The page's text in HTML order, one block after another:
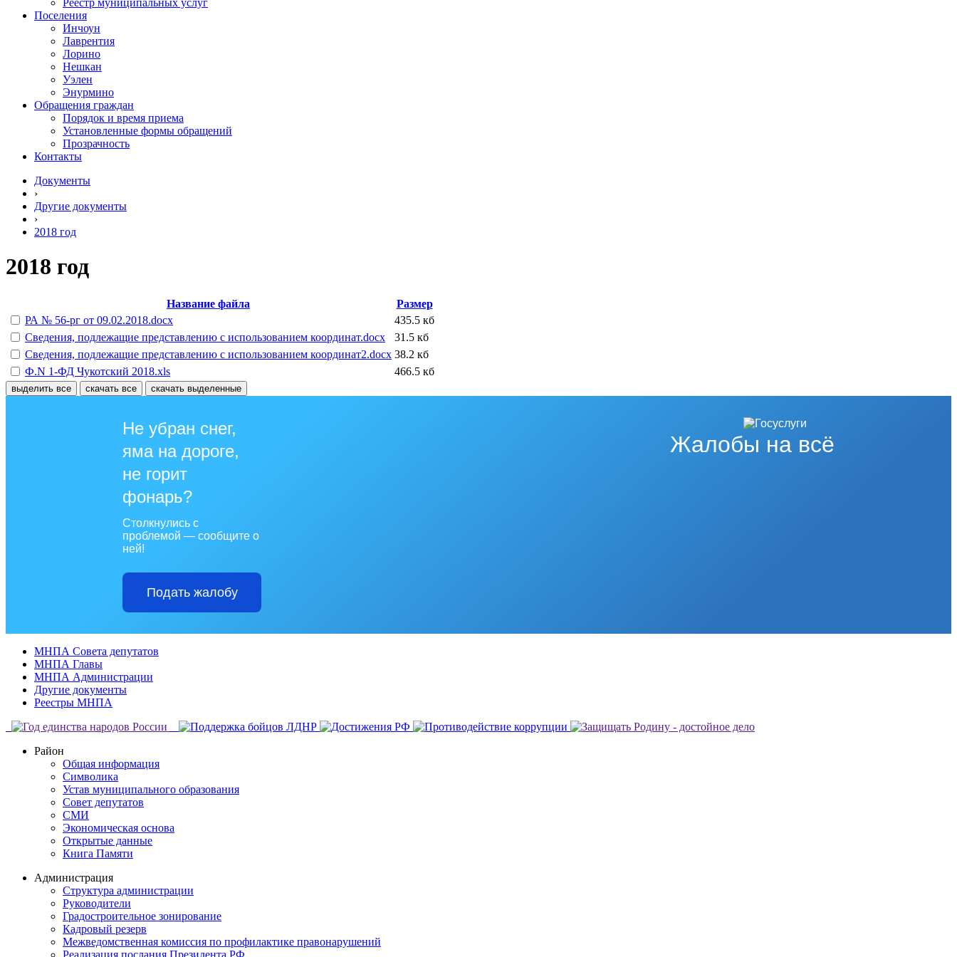
Реестр муниципальных услуг
Поселения
Инчоун
Лаврентия
Лорино
Нешкан
Уэлен
Энурмино
Обращения граждан
Порядок и время приема
Установленные формы обращений
Прозрачность
Контакты
Документы
›
Другие документы
›
2018 год
2018 год
Название файла
Размер
РА № 56-рг от 09.02.2018.docx
435.5 кб
Сведения, подлежащие представлению с использованием координат.docx
31.5 кб
Сведения, подлежащие представлению с использованием координат2.docx 38.2 кб
Ф.N 1-ФД Чукотский 2018.xls
466.5 кб
выделить все скачать все скачать выделенные
Жалобы на всё
Не убран снег,
яма на дороге,
не горит
фонарь?
Столкнулись с
проблемой — сообщите о
ней!
Подать жалобу
МНПА Совета депутатов
МНПА Главы
МНПА Администрации
Другие документы
Реестры МНПА
Район
Общая информация
Символика
Устав муниципального образования
Совет депутатов
СМИ
Экономическая основа
Открытые данные
Книга Памяти
Администрация
Структура администрации
Руководители
Градостроительное зонирование
Кадровый резерв
Межведомственная комиссия по профилактике правонарушений
Реализация послания Президента РФ